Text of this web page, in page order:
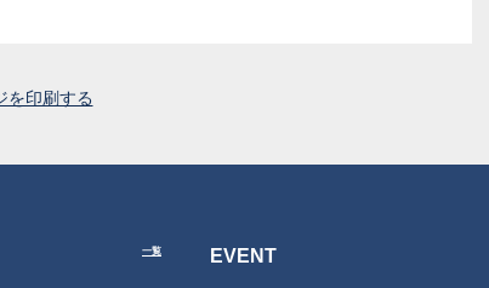
を印刷する
一覧 EVENT